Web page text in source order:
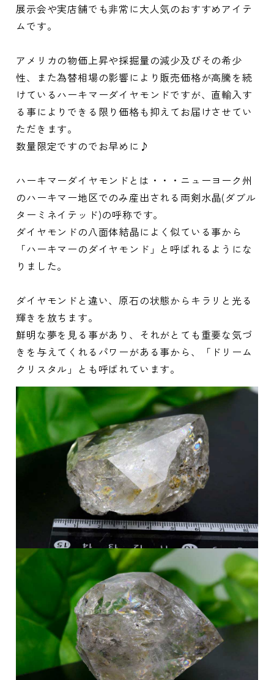
展示会や実店舗でも非常に大人気のおすすめアイテ
ムです。
アメリカの物価上昇や採掘量の減少及びその希少
性、また為替相場の影響により販売価格が高騰を続
けているハーキマーダイヤモンドですが、直輸入す
る事によりできる限り価格も抑えてお届けさせてい
ただきます。
数量限定ですのでお早めに♪
ハーキマーダイヤモンドとは・・・ニューヨーク州
のハーキマー地区でのみ産出される両剣水晶(ダブル
ターミネイテッド)の呼称です。
ダイヤモンドの八面体結晶によく似ている事から
「ハーキマーのダイヤモンド」と呼ばれるようにな
りました。
ダイヤモンドと違い、原石の状態からキラリと光る
輝きを放ちます。
鮮明な夢を見る事があり、それがとても重要な気づ
きを与えてくれるパワーがある事から、「ドリーム
クリスタル」とも呼ばれています。